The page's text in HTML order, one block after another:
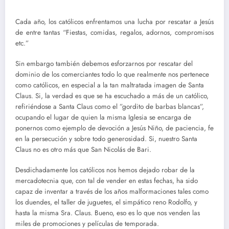
Cada año, los católicos enfrentamos una lucha por rescatar a Jesús
de entre tantas “Fiestas, comidas, regalos, adornos, compromisos
etc.”
Sin embargo también debemos esforzarnos por rescatar del
dominio de los comerciantes todo lo que realmente nos pertenece
como católicos, en especial a la tan maltratada imagen de Santa
Claus. Si, la verdad es que se ha escuchado a más de un católico,
refiriéndose a Santa Claus como el ”gordito de barbas blancas”,
ocupando el lugar de quien la misma Iglesia se encarga de
ponernos como ejemplo de devoción a Jesús Niño, de paciencia, fe
en la persecución y sobre todo generosidad. Si, nuestro Santa
Claus no es otro más que San Nicolás de Bari.
Desdichadamente los católicos nos hemos dejado robar de la
mercadotecnia que, con tal de vender en estas fechas, ha sido
capaz de inventar a través de los años malformaciones tales como
los duendes, el taller de juguetes, el simpático reno Rodolfo, y
hasta la misma Sra. Claus. Bueno, eso es lo que nos venden las
miles de promociones y películas de temporada.